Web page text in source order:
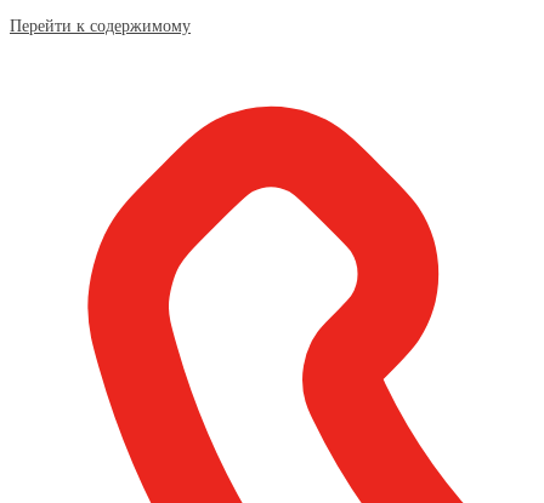
Перейти к содержимому